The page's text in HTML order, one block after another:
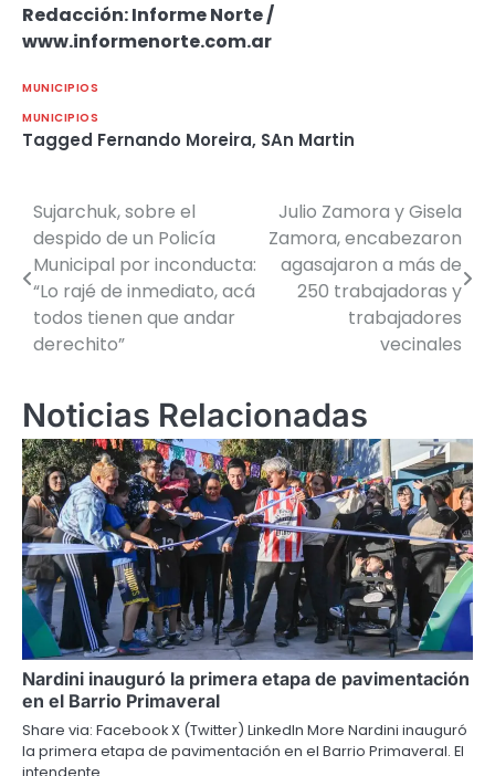
Redacción: Informe Norte /
www.informenorte.com.ar
MUNICIPIOS
MUNICIPIOS
Tagged Fernando Moreira, SAn Martin
Navegación
de
entradas
Sujarchuk, sobre el
despido de un Policía
Municipal por inconducta:
“Lo rajé de inmediato, acá
todos tienen que andar
derechito”
Julio Zamora y Gisela
Zamora, encabezaron
agasajaron a más de
250 trabajadoras y
trabajadores
vecinales
Noticias Relacionadas
Nardini inauguró la primera etapa de pavimentación
en el Barrio Primaveral
Share via: Facebook X (Twitter) LinkedIn More Nardini inauguró
la primera etapa de pavimentación en el Barrio Primaveral. El
intendente…